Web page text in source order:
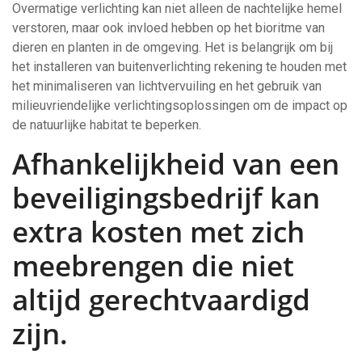
Overmatige verlichting kan niet alleen de nachtelijke hemel
verstoren, maar ook invloed hebben op het bioritme van
dieren en planten in de omgeving. Het is belangrijk om bij
het installeren van buitenverlichting rekening te houden met
het minimaliseren van lichtvervuiling en het gebruik van
milieuvriendelijke verlichtingsoplossingen om de impact op
de natuurlijke habitat te beperken.
Afhankelijkheid van een
beveiligingsbedrijf kan
extra kosten met zich
meebrengen die niet
altijd gerechtvaardigd
zijn.